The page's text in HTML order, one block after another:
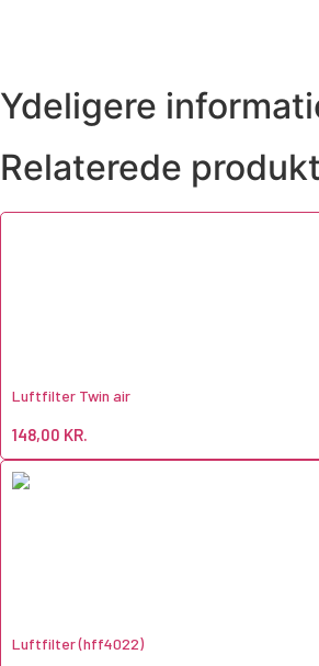
Ydeligere
Relaterede
Luftfilter Twin air
148,00 KR.
Luftfilter (hff4022)